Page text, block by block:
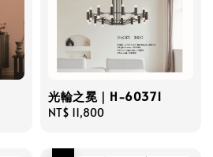
光輪之冕｜H-60371
Regular
NT$ 11,800